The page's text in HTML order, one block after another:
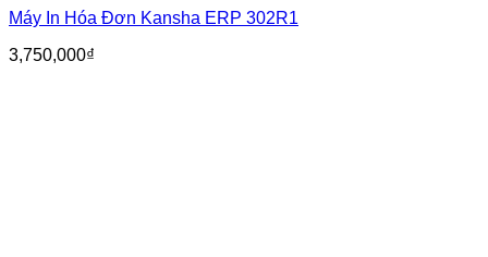
Máy In Hóa Đơn Kansha ERP 302R1
3,750,000₫